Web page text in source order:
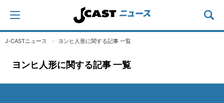
J-CASTニュース ヨンヒ人形に関する記事 一覧
ヨンヒ人形に関する記事 一覧